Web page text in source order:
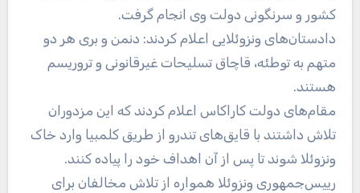
کشور و سرنگونی دولت وی انجام گرفت.
دادستان‌های ونزوئلایی اعلام کردند: دنمن و بری هر دو
متهم به توطئه، قاچاق تسلیحات غیرقانونی و تروریسم
هستند.
مقام‌های دولت کاراکاس اعلام کردند که این مزدوران
تلاش داشتند با قایق‌های تندرو از طریق کلمبیا وارد خاک
ونزوئلا شوند تا پس از آن اهداف خود را پیاده کنند.
رییس‌جمهوری ونزوئلا همواره از تلاش مخالفان برای